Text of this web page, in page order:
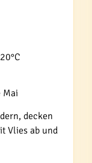
Mai
decken
Vlies ab und